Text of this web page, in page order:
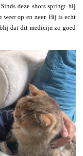
deze shots springt hij
weer op en neer. Hij is echt
dat dit medicijn zo goed